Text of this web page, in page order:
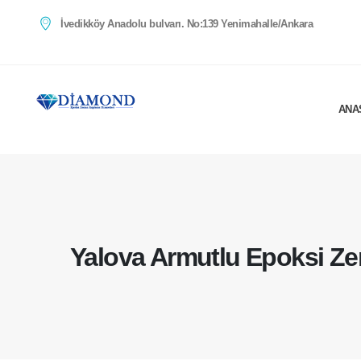
İvedikköy Anadolu bulvarı. No:139 Yenimahalle/Ankara
Yalova Armutlu Epoksi